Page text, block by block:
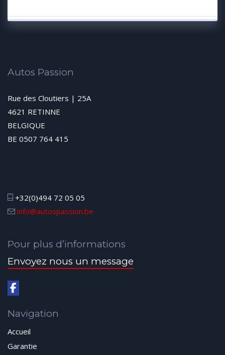
Autos Passion
Rue des Cloutiers | 25A
4621 RETINNE
BELGIQUE
BE 0507 764 415
+32(0)494 72 05 05
info@autospassion.be
Pour plus d’informations
Envoyez nous un message
Navigation
Accueil
Garantie